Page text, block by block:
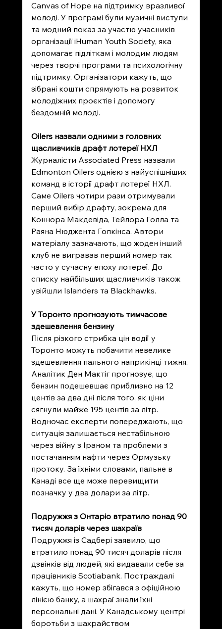
Canvas of Hope на підтримку вразливої
молоді. У програмі були музичні виступи
та модний показ за участю учасників
організації iHuman Youth Society, яка
допомагає підліткам і молодим людям
через творчі програми та психологічну
підтримку. Організатори кажуть, що
зібрані кошти спрямують на розвиток
молодіжних проєктів і допомогу
бездомній молоді.
Oilers назвали одними з головних
щасливчиків драфт лотереї НХЛ
Журналісти Associated Press назвали
Edmonton Oilers однією з найуспішніших
команд в історії драфт лотереї НХЛ.
Саме Oilers чотири рази отримували
перший вибір драфту, зокрема для
Коннора Макдевіда, Тейлора Голла та
Раяна Нюджента Гопкінса. Автори
матеріалу зазначають, що жоден інший
клуб не вигравав перший номер так
часто у сучасну епоху лотереї. До
списку найбільших щасливчиків також
увійшли Islanders та Blackhawks.
У Торонто прогнозують тимчасове
здешевлення бензину
Після різкого стрибка цін водії у
Торонто можуть побачити невелике
здешевлення пального наприкінці тижня.
Аналітик Ден Мактіг прогнозує, що
бензин подешевшає приблизно на 12
центів за два дні після того, як ціни
сягнули майже 195 центів за літр.
Водночас експерти попереджають, що
ситуація залишається нестабільною
через війну з Іраном та проблеми з
постачанням нафти через Ормузьку
протоку. За їхніми словами, пальне в
Канаді все ще може перевищити
позначку у два долари за літр.
Подружжя з Онтаріо втратило понад 90
тисяч доларів через шахраїв
Подружжя із Садбері заявило, що
втратило понад 90 тисяч доларів після
дзвінків від людей, які видавали себе за
працівників Scotiabank. Постраждалі
кажуть, що номер збігався з офіційною
лінією банку, а шахраї знали їхні
персональні дані. У Канадському центрі
боротьби з шахрайством